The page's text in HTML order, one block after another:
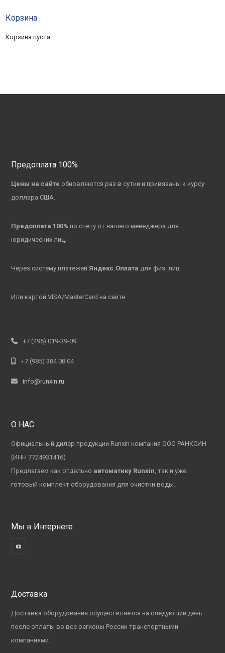
Корзина
Корзина пуста.
Предоплата 100%
Цены на сайте обновляются раз в сутки и привязаны к курсу
доллара США.
Предоплата 100% по счету от нашего менеджера для
юридических лиц.
Через систему платежей Яндекс.Оплата для физ. лиц.
Или картой VISA/MasterCard на сайте
+7 (495) 019-39-09
+7 (985) 384 08 04
info@runxin.ru
О НАС
Официальный дилер продукции Runxin компания ООО РАНКСИН
(ИНН 7724931416)
Предлагаем как отдельно автоматику Runxin , так и уже
готовый комплект оборудования для очистки воды.
Мы в Интернете
Доставка
Доставка оборудования осуществляется на следующий день
после оплаты во все регионы России транспортными
компаниями: